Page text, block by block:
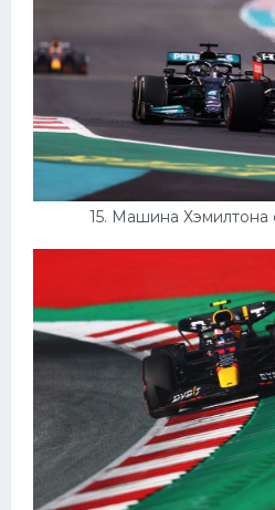
15. Машина Хэмилтона